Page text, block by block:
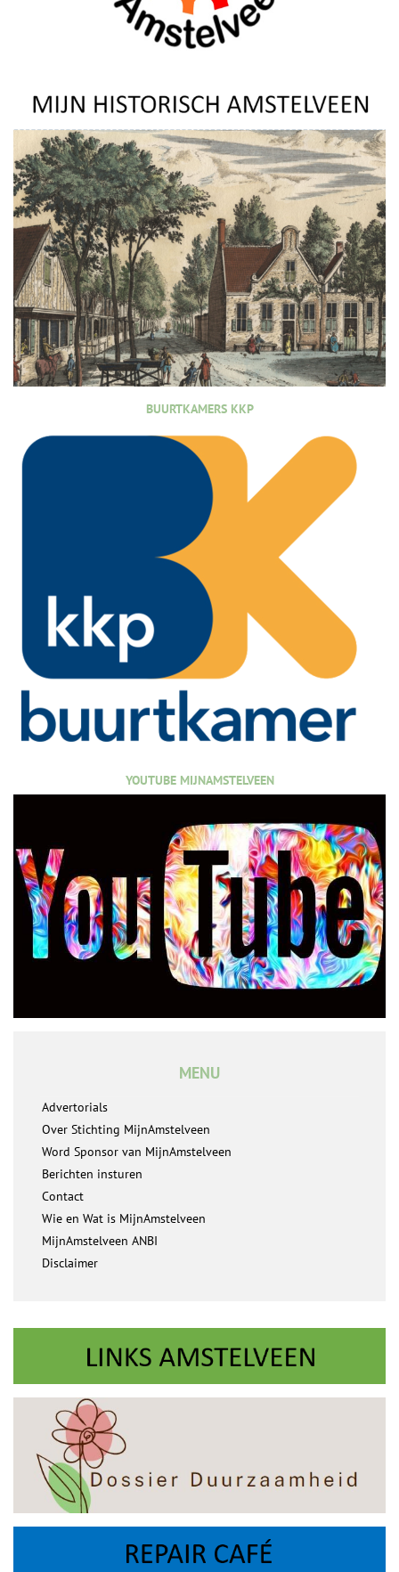
BUURTKAMERS KKP
YOUTUBE MIJNAMSTELVEEN
MENU
Advertorials
Over Stichting MijnAmstelveen
Word Sponsor van MijnAmstelveen
Berichten insturen
Contact
Wie en Wat is MijnAmstelveen
MijnAmstelveen ANBI
Disclaimer